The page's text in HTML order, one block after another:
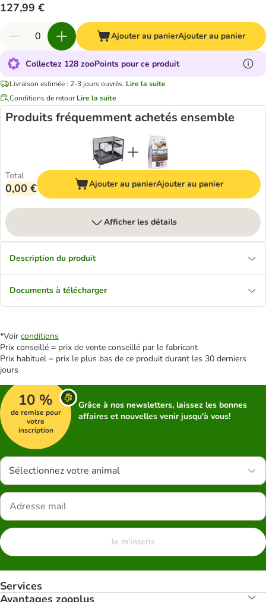
127,99 €
Ajouter au panierAjouter au panier
Collectez 128 zooPoints pour ce produit
Livraison estimée : 2-3 jours ouvrés. Lire la suite
Conditions de retour Lire la suite
Produits fréquemment achetés ensemble
Total
0,00 € Ajouter au panierAjouter au panier
Afficher les détails
Description du produit
Documents à télécharger
*Voir conditions
Prix conseillé = prix de vente conseillé par le fabricant
Prix habituel = prix le plus bas de ce produit durant les 30 derniers
jours
10 %
de remise pour
votre
inscription
Grâce à nos newsletters, laissez les bonnes
affaires et nouvelles venir jusqu'à vous!
Sélectionnez votre animal
Je m'inscris
Services
Avantages zooplus